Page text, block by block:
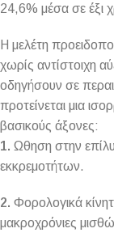
24,6% μέσα σε έξι
Η μελέτη
χωρίς αντίστοιχη
οδηγήσουν σε
προτείνεται μια
βασικούς άξονες:
1. Ωθηση στην
εκκρεμοτήτων.
2. Φορολογικά
μακροχρόνιες